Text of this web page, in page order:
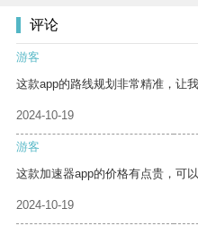
评论
游客
这款app的路线规划非常精准，让
2024-10-19
游客
这款加速器app的价格有点贵，可
2024-10-19